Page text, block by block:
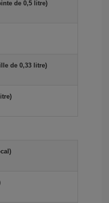
de 0,5 litre)
de 0,33 litre)